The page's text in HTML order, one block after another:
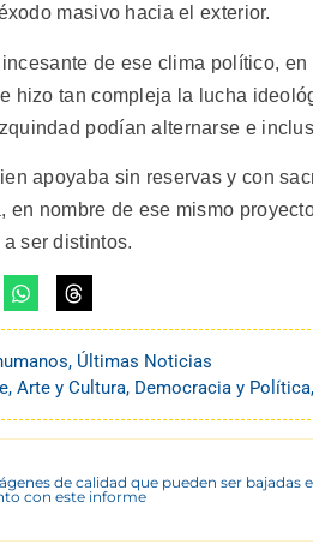
masivo hacia el exterior.
incesante de ese clima político,
hizo tan compleja la lucha
podían alternarse e
apoyaba sin reservas y con
en nombre de ese mismo
ser distintos.
, Últimas Noticias
, Arte y Cultura, Democracia y Política,
de calidad que pueden ser bajadas
con este informe